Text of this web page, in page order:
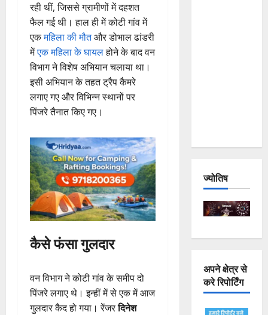
रही थीं, जिससे ग्रामीणों में दहशत
फैल गई थी। हाल ही में कोटी गांव में
एकमहिला की मौतऔर डोभाल ढांडरी
मेंएक महिला के घायलहोने के बाद वन
विभाग ने विशेष अभियान चलाया था।
इसी अभियान के तहत ट्रैप कैमरे
लगाए गए और विभिन्न स्थानों पर
पिंजरे तैनात किए गए।
कैसे फंसा गुलदार
वन विभाग ने कोटी गांव के समीप दो
पिंजरे लगाए थे। इन्हीं में से एक में आज
गुलदार कैद हो गया। रेंजरदिनेश
ज्योतिष
अपने क्षेत्र से
करे रिपोर्टिंग